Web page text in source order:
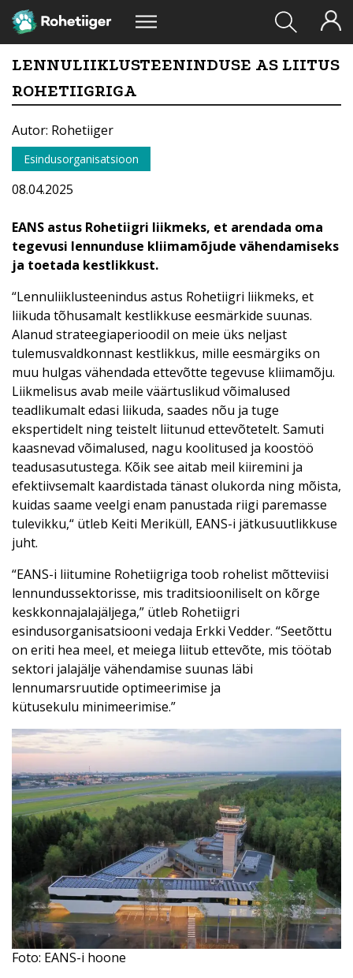
LENNULIIKLUSTEENINDUSE AS LIITUS
ROHETIIGRIGA
Autor: Rohetiiger
Esindusorganisatsioon
08.04.2025
EANS astus Rohetiigri liikmeks, et arendada oma
tegevusi lennunduse kliimamõjude vähendamiseks
ja toetada kestlikkust.
“Lennuliiklusteenindus astus Rohetiigri liikmeks, et
liikuda tõhusamalt kestlikkuse eesmärkide suunas.
Alanud strateegiaperioodil on meie üks neljast
tulemusvaldkonnast kestlikkus, mille eesmärgiks on
muu hulgas vähendada ettevõtte tegevuse kliimamõju.
Liikmelisus avab meile väärtuslikud võimalused
teadlikumalt edasi liikuda, saades nõu ja tuge
ekspertidelt ning teistelt liitunud ettevõtetelt. Samuti
kaasnevad võimalused, nagu koolitused ja koostöö
teadusasutustega. Kõik see aitab meil kiiremini ja
efektiivsemalt kaardistada tänast olukorda ning mõista,
kuidas saame veelgi enam panustada riigi paremasse
tulevikku,“ ütleb Keiti Meriküll, EANS-i jätkusuutlikkuse
juht.
“EANS-i liitumine Rohetiigriga toob rohelist mõtteviisi
lennundussektorisse, mis traditsiooniliselt on kõrge
keskkonnajalajäljega,” ütleb Rohetiigri
esindusorganisatsiooni vedaja Erkki Vedder. “Seetõttu
on eriti hea meel, et meiega liitub ettevõte, mis töötab
sektori jalajälje vähendamise suunas läbi
lennumarsruutide optimeerimise ja
kütusekulu minimeerimise.”
Foto: EANS-i hoone